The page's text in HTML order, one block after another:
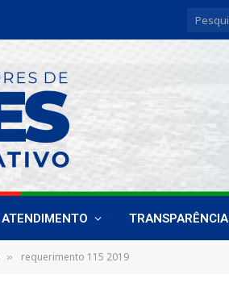
ATENDIMENTO TRANSPARÊNCIA
» requerimento 115 2019